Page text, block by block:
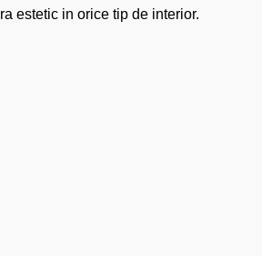
estetic in orice tip de interior.